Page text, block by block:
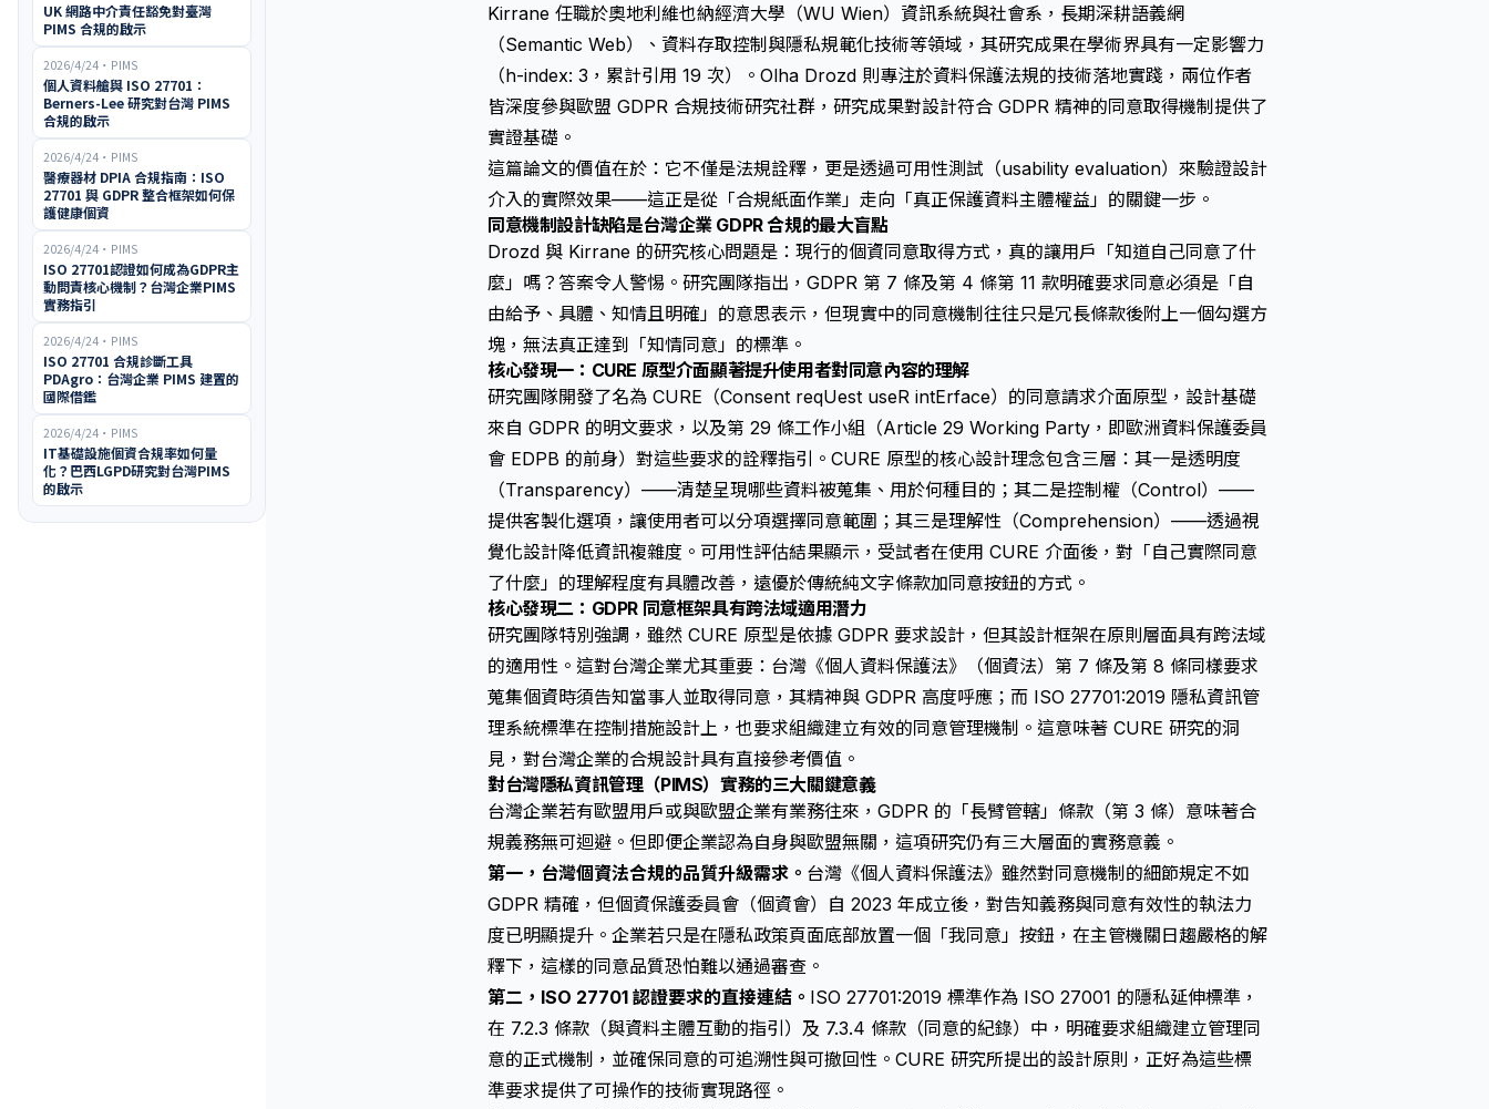
UK 網路中介責任豁免對臺灣
PIMS 合規的啟示
2026/4/24 ・ PIMS
個人資料艙與 ISO 27701：
Berners-Lee 研究對台灣 PIMS
合規的啟示
2026/4/24 ・ PIMS
醫療器材 DPIA 合規指南：ISO
27701 與 GDPR 整合框架如何保
護健康個資
2026/4/24 ・ PIMS
ISO 27701認證如何成為GDPR主
動問責核心機制？台灣企業PIMS
實務指引
2026/4/24 ・ PIMS
ISO 27701 合規診斷工具
PDAgro：台灣企業 PIMS 建置的
國際借鑑
2026/4/24 ・ PIMS
IT基礎設施個資合規率如何量
化？巴西LGPD研究對台灣PIMS
的啟示
Kirrane 任職於奧地利維也納經濟大學（WU Wien）資訊系統與社會系，長期深耕語義網
（Semantic Web）、資料存取控制與隱私規範化技術等領域，其研究成果在學術界具有一定影響力
（h-index: 3，累計引用 19 次）。Olha Drozd 則專注於資料保護法規的技術落地實踐，兩位作者
皆深度參與歐盟 GDPR 合規技術研究社群，研究成果對設計符合 GDPR 精神的同意取得機制提供了
實證基礎。
這篇論文的價值在於：它不僅是法規詮釋，更是透過可用性測試（usability evaluation）來驗證設計
介入的實際效果——這正是從「合規紙面作業」走向「真正保護資料主體權益」的關鍵一步。
同意機制設計缺陷是台灣企業 GDPR 合規的最大盲點
Drozd 與 Kirrane 的研究核心問題是：現行的個資同意取得方式，真的讓用戶「知道自己同意了什
麼」嗎？答案令人警惕。研究團隊指出，GDPR 第 7 條及第 4 條第 11 款明確要求同意必須是「自
由給予、具體、知情且明確」的意思表示，但現實中的同意機制往往只是冗長條款後附上一個勾選方
塊，無法真正達到「知情同意」的標準。
核心發現一：CURE 原型介面顯著提升使用者對同意內容的理解
研究團隊開發了名為 CURE（Consent reqUest useR intErface）的同意請求介面原型，設計基礎
來自 GDPR 的明文要求，以及第 29 條工作小組（Article 29 Working Party，即歐洲資料保護委員
會 EDPB 的前身）對這些要求的詮釋指引。CURE 原型的核心設計理念包含三層：其一是透明度
（Transparency）——清楚呈現哪些資料被蒐集、用於何種目的；其二是控制權（Control）——
提供客製化選項，讓使用者可以分項選擇同意範圍；其三是理解性（Comprehension）——透過視
覺化設計降低資訊複雜度。可用性評估結果顯示，受試者在使用 CURE 介面後，對「自己實際同意
了什麼」的理解程度有具體改善，遠優於傳統純文字條款加同意按鈕的方式。
核心發現二：GDPR 同意框架具有跨法域適用潛力
研究團隊特別強調，雖然 CURE 原型是依據 GDPR 要求設計，但其設計框架在原則層面具有跨法域
的適用性。這對台灣企業尤其重要：台灣《個人資料保護法》（個資法）第 7 條及第 8 條同樣要求
蒐集個資時須告知當事人並取得同意，其精神與 GDPR 高度呼應；而 ISO 27701:2019 隱私資訊管
理系統標準在控制措施設計上，也要求組織建立有效的同意管理機制。這意味著 CURE 研究的洞
見，對台灣企業的合規設計具有直接參考價值。
對台灣隱私資訊管理（PIMS）實務的三大關鍵意義
台灣企業若有歐盟用戶或與歐盟企業有業務往來，GDPR 的「長臂管轄」條款（第 3 條）意味著合
規義務無可迴避。但即便企業認為自身與歐盟無關，這項研究仍有三大層面的實務意義。
第一，台灣個資法合規的品質升級需求。 台灣《個人資料保護法》雖然對同意機制的細節規定不如
GDPR 精確，但個資保護委員會（個資會）自 2023 年成立後，對告知義務與同意有效性的執法力
度已明顯提升。企業若只是在隱私政策頁面底部放置一個「我同意」按鈕，在主管機關日趨嚴格的解
釋下，這樣的同意品質恐怕難以通過審查。
第二，ISO 27701 認證要求的直接連結。 ISO 27701:2019 標準作為 ISO 27001 的隱私延伸標準，
在 7.2.3 條款（與資料主體互動的指引）及 7.3.4 條款（同意的紀錄）中，明確要求組織建立管理同
意的正式機制，並確保同意的可追溯性與可撤回性。CURE 研究所提出的設計原則，正好為這些標
準要求提供了可操作的技術實現路徑。